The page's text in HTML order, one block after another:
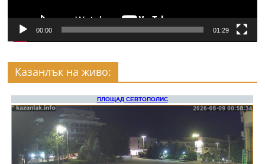
00:00 01:29
Казанлък на живо: